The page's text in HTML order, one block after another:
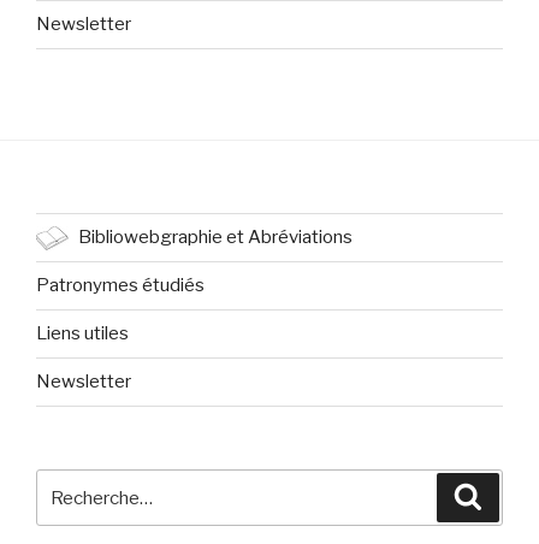
Newsletter
Bibliowebgraphie et Abréviations
Patronymes étudiés
Liens utiles
Newsletter
pour